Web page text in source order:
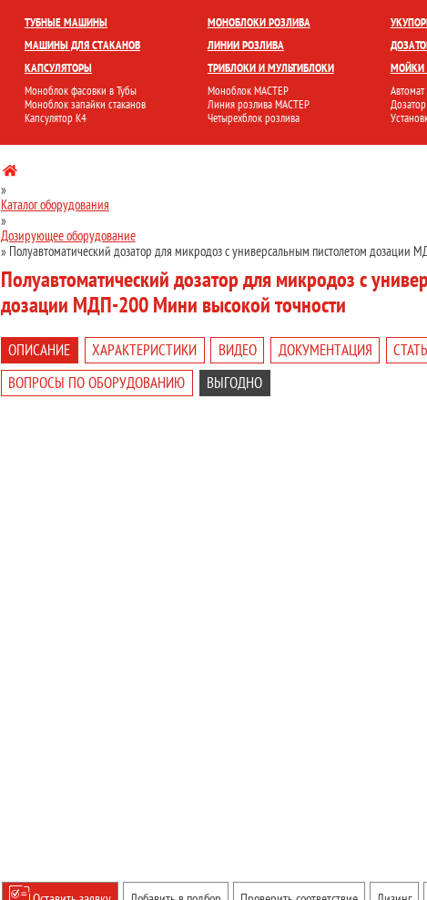
ТУБНЫЕ МАШИНЫ
МАШИНЫ ДЛЯ СТАКАНОВ
КАПСУЛЯТОРЫ
Моноблок фасовки в Тубы
Моноблок запайки стаканов
Капсулятор К4
МОНОБЛОКИ РОЗЛИВА
ЛИНИИ РОЗЛИВА
ТРИБЛОКИ И МУЛЬТИБЛОКИ
Моноблок МАСТЕР
Линия розлива МАСТЕР
Четырехблок розлива
МОЙКИ
КОМПЛЕКСНЫЕ ЛИНИИ УКУПОРКА РОЗЛИВ И ФАСОВКА
»
Каталог оборудования
»
Дозирующее оборудование
» Полуавтоматический дозатор для микродоз с универсальным пистолетом дозации
Полуавтоматический дозатор для микродоз с
дозации МДП-200 Мини высокой точности
ОПИСАНИЕ ХАРАКТЕРИСТИКИ ВИДЕО ДОКУМЕНТАЦИЯ
ВОПРОСЫ ПО ОБОРУДОВАНИЮ
ВЫГОДНО